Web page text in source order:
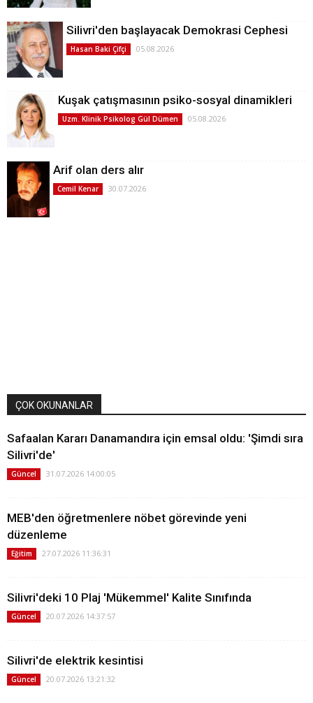
Silivri'den başlayacak Demokrasi Cephesi
Hasan Baki Çifçi 05.08.2026
Kuşak çatışmasının psiko-sosyal dinamikleri
Uzm. Klinik Psikolog Gül Dümen 05.08.2026
Arif olan ders alır
Cemil Kenar 30.07.2026
ÇOK OKUNANLAR
Safaalan Kararı Danamandıra için emsal oldu: 'Şimdi sıra
Silivri'de'
Güncel 31.07.2026 14:00:05
MEB'den öğretmenlere nöbet görevinde yeni
düzenleme
Eğitim 27.07.2026 11:36:31
Silivri'deki 10 Plaj 'Mükemmel' Kalite Sınıfında
Güncel 20.07.2026 14:37:57
Silivri'de elektrik kesintisi
Güncel 20.07.2026 13:21:32